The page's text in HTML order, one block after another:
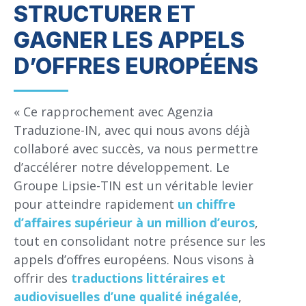
STRUCTURER ET
GAGNER LES APPELS
D’OFFRES EUROPÉENS
« Ce rapprochement avec Agenzia
Traduzione-IN, avec qui nous avons déjà
collaboré avec succès, va nous permettre
d’accélérer notre développement. Le
Groupe Lipsie-TIN est un véritable levier
pour atteindre rapidement un chiffre
d’affaires supérieur à un million d’euros,
tout en consolidant notre présence sur les
appels d’offres européens. Nous visons à
offrir des traductions littéraires et
audiovisuelles d’une qualité inégalée,